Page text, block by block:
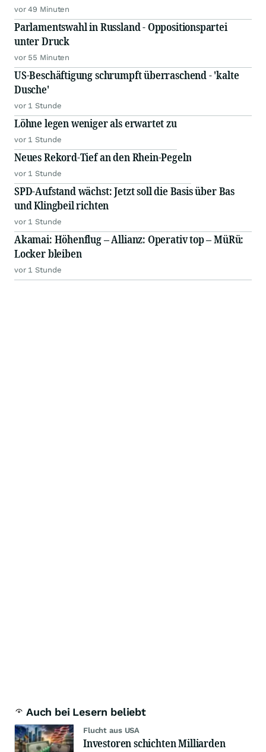
vor 49 Minuten
Parlamentswahl in Russland - Oppositionspartei
unter Druck
vor 55 Minuten
US-Beschäftigung schrumpft überraschend - 'kalte
Dusche'
vor 1 Stunde
Löhne legen weniger als erwartet zu
vor 1 Stunde
Neues Rekord-Tief an den Rhein-Pegeln
vor 1 Stunde
SPD-Aufstand wächst: Jetzt soll die Basis über Bas
und Klingbeil richten
vor 1 Stunde
Akamai: Höhenflug – Allianz: Operativ top – MüRü:
Locker bleiben
vor 1 Stunde
Auch bei Lesern beliebt
Flucht aus USA
Investoren schichten Milliarden